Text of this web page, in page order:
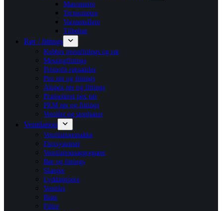
Manometre
Termometre
Varmemålere
Tilbehør
Rør / fittings
Kobber pressfittings og rør
Messingfittings
Primofit rørsamler
Pex rør og fittings
Alupex rør og fittings
Præisoleret pex rør
PEM rør og fittings
Ventiler og stophaner
Ventilation
Ventilationspakke
Flexsystemer
Ventilationsaggregater
Rør og fittings
Slanger
Lyddæmpere
Ventiler
Riste
Filtre